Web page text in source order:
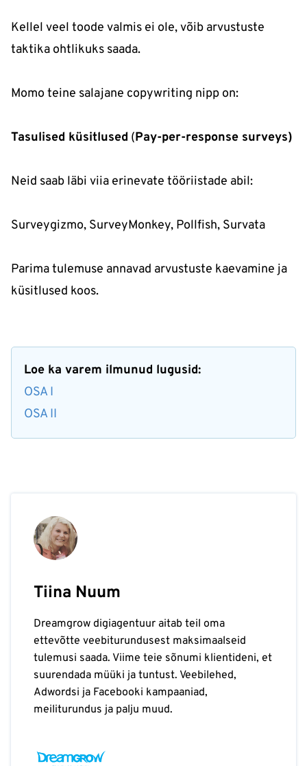
Kellel veel toode valmis ei ole, võib arvustuste
taktika ohtlikuks saada.
Momo teine salajane copywriting nipp on:
Tasulised küsitlused (Pay-per-response surveys)
Neid saab läbi viia erinevate tööriistade abil:
Surveygizmo, SurveyMonkey, Pollfish, Survata
Parima tulemuse annavad arvustuste kaevamine ja
küsitlused koos.
Loe ka varem ilmunud lugusid:
OSA I
OSA II
Tiina Nuum
Dreamgrow digiagentuur aitab teil oma
ettevõtte veebiturundusest maksimaalseid
tulemusi saada. Viime teie sõnumi klientideni, et
suurendada müüki ja tuntust. Veebilehed,
Adwordsi ja Facebooki kampaaniad,
meiliturundus ja palju muud.